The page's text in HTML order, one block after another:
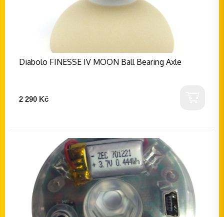
Diabolo FINESSE IV MOON Ball Bearing Axle
2 290 Kč